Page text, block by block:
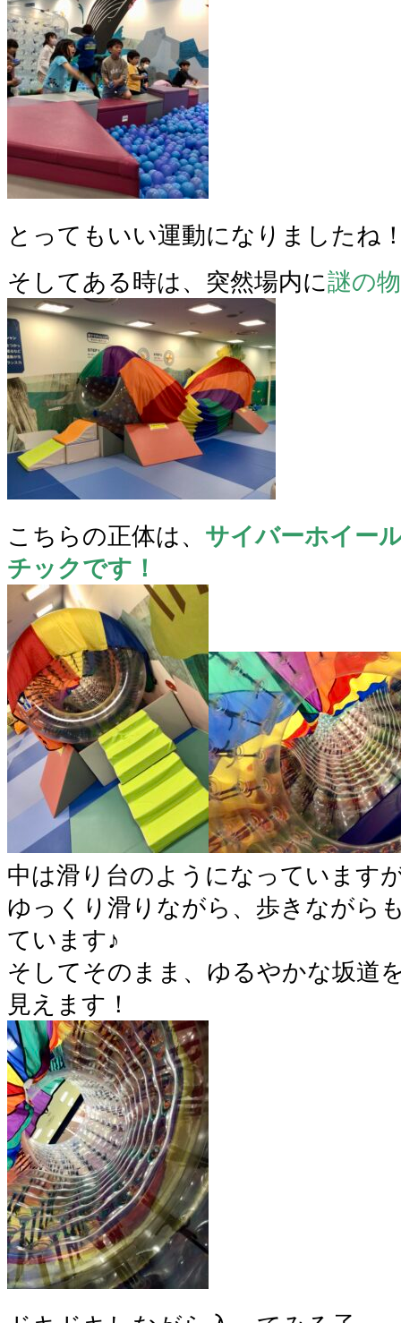
とってもいい運動になりましたね
そしてある時は、突然場内に謎の
こちらの正体は、 サイバーホイー
チックです！
中は滑り台のようになっています
ゆっくり滑りながら、歩きながら
ています♪
そしてそのまま、ゆるやかな坂道
見えます！